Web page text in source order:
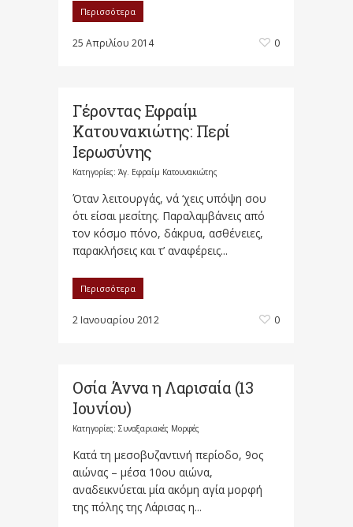
Περισσότερα
25 Απριλίου 2014 0
Γέροντας Εφραίμ
Κατουνακιώτης: Περί
Ιερωσύνης
Κατηγορίες: Άγ. Εφραίμ Κατουνακιώτης
Όταν λειτουργάς, νά ‘χεις υπόψη σου
ότι είσαι μεσίτης. Παραλαμβάνεις από
τον κόσμο πόνο, δάκρυα, ασθένειες,
παρακλήσεις και τ’ αναφέρεις...
Περισσότερα
2 Ιανουαρίου 2012 0
Οσία Άννα η Λαρισαία (13
Ιουνίου)
Κατηγορίες: Συναξαριακές Μορφές
Κατά τη μεσοβυζαντινή περίοδο, 9ος
αιώνας – μέσα 10ου αιώνα,
αναδεικνύεται μία ακόμη αγία μορφή
της πόλης της Λάρισας η...